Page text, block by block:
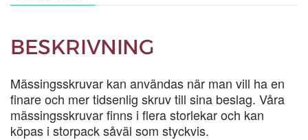
BESKRIVNING
Mässingsskruvar kan användas när man vill ha en
finare och mer tidsenlig skruv till sina beslag. Våra
mässingsskruvar finns i flera storlekar och kan
köpas i storpack såväl som styckvis.